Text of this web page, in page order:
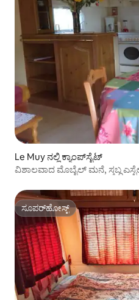
Le Muy ನಲ್ಲಿ ಕ್ಯಾಂಪ್‌‌ಸೈಟ್
ವಿಶಾಲವಾದ ಮೊಬೈಲ್ ಮನೆ, ಸ್ತಬ್ಧ
ಸೂಪರ್‌ಹೋಸ್ಟ್
ಸೂಪರ್‌ಹೋಸ್ಟ್